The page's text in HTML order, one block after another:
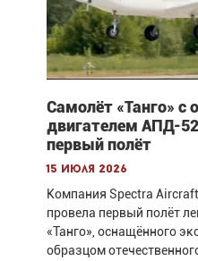
Самолёт «Танго» с
двигателем АПД-
первый полёт
15 июля 2026
Компания Spectra
провела первый полёт
«Танго», оснащённого
образцом